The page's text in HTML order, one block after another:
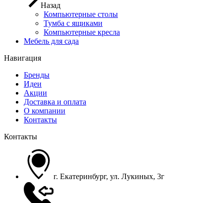
Назад
Компьютерные столы
Тумба с ящиками
Компьютерные кресла
Мебель для сада
Навигация
Бренды
Идеи
Акции
Доставка и оплата
О компании
Контакты
Контакты
г. Екатеринбург, ул. Лукиных, 3г